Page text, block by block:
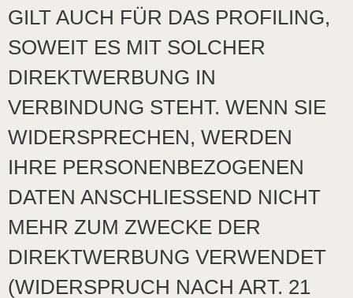
GILT AUCH FÜR DAS PROFILING,
SOWEIT ES MIT SOLCHER
DIREKTWERBUNG IN
VERBINDUNG STEHT. WENN SIE
WIDERSPRECHEN, WERDEN
IHRE PERSONENBEZOGENEN
DATEN ANSCHLIESSEND NICHT
MEHR ZUM ZWECKE DER
DIREKTWERBUNG VERWENDET
(WIDERSPRUCH NACH ART. 21